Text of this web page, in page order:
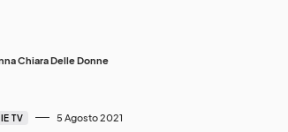
Chiara Delle Donne
TV 5 Agosto 2021